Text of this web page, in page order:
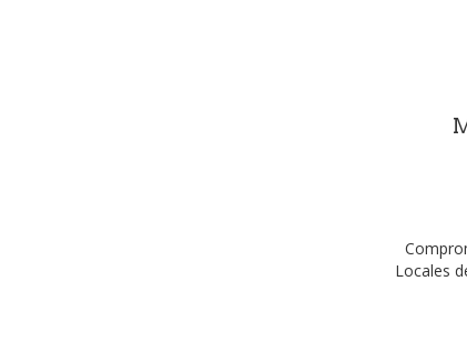
Locales